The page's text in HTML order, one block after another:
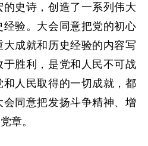
史诗，创造了一系列伟大
验。大会同意把党的初心
成就和历史经验的内容写
胜利，是党和人民不可战
人民取得的一切成就，都
同意把发扬斗争精神、增
章。